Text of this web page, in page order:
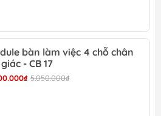
qua sử dụng.
luzi màu cam
cam tại Dương Đông
Ghế chân quỳ luzi
bàn làm việc 4 chỗ chân
- CB 17
5.050.000₫